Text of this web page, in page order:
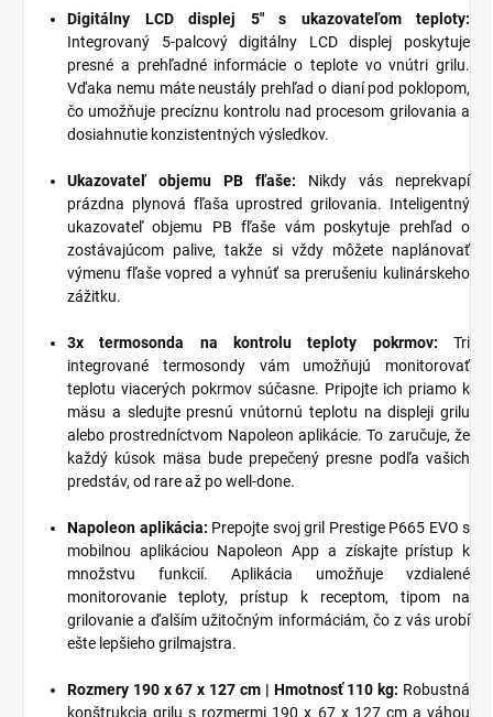
Digitálny LCD displej 5" s ukazovateľom teploty:
Integrovaný 5-palcový digitálny LCD displej poskytuje
presné a prehľadné informácie o teplote vo vnútri grilu.
Vďaka nemu máte neustály prehľad o dianí pod poklopom,
čo umožňuje precíznu kontrolu nad procesom grilovania a
dosiahnutie konzistentných výsledkov.
Ukazovateľ objemu PB fľaše: Nikdy vás neprekvapí
prázdna plynová fľaša uprostred grilovania. Inteligentný
ukazovateľ objemu PB fľaše vám poskytuje prehľad o
zostávajúcom palive, takže si vždy môžete naplánovať
výmenu fľaše vopred a vyhnúť sa prerušeniu kulinárskeho
zážitku.
3x termosonda na kontrolu teploty pokrmov: Tri
integrované termosondy vám umožňujú monitorovať
teplotu viacerých pokrmov súčasne. Pripojte ich priamo k
mäsu a sledujte presnú vnútornú teplotu na displeji grilu
alebo prostredníctvom Napoleon aplikácie. To zaručuje, že
každý kúsok mäsa bude prepečený presne podľa vašich
predstáv, od rare až po well-done.
Napoleon aplikácia: Prepojte svoj gril Prestige P665 EVO s
mobilnou aplikáciou Napoleon App a získajte prístup k
množstvu funkcií. Aplikácia umožňuje vzdialené
monitorovanie teploty, prístup k receptom, tipom na
grilovanie a ďalším užitočným informáciám, čo z vás urobí
ešte lepšieho grilmajstra.
Rozmery 190 x 67 x 127 cm | Hmotnosť 110 kg: Robustná
konštrukcia grilu s rozmermi 190 x 67 x 127 cm a váhou